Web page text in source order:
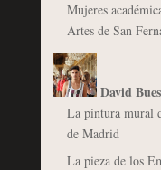
Mujeres
Artes de San
David
La pintura mural
de Madrid
La pieza de los